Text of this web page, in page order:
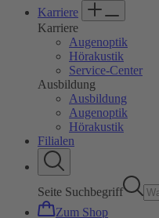
Karriere
Karriere
Augenoptik
Hörakustik
Service-Center
Ausbildung
Ausbildung
Augenoptik
Hörakustik
Filialen
Seite Suchbegriff
Zum Shop